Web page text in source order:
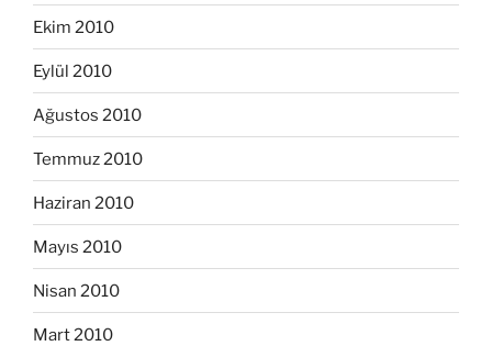
Ekim 2010
Eylül 2010
Ağustos 2010
Temmuz 2010
Haziran 2010
Mayıs 2010
Nisan 2010
Mart 2010